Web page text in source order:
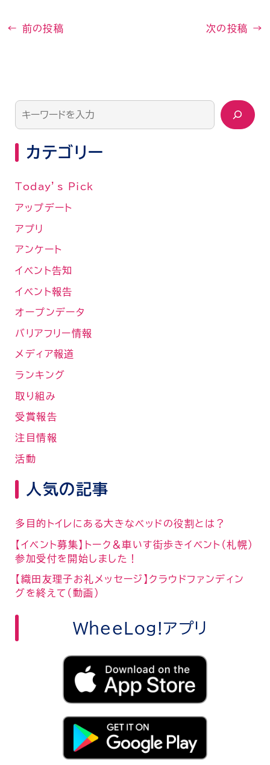
← 前の投稿 次の投稿 →
カテゴリー
Today’s Pick
アップデート
アプリ
アンケート
イベント告知
イベント報告
オープンデータ
バリアフリー情報
メディア報道
ランキング
取り組み
受賞報告
注目情報
活動
人気の記事
多目的トイレにある大きなベッドの役割とは？
【イベント募集】トーク＆車いす街歩きイベント（札幌）
参加受付を開始しました！
【織田友理子お礼メッセージ】クラウドファンディン
グを終えて（動画）
WheeLog!アプリ